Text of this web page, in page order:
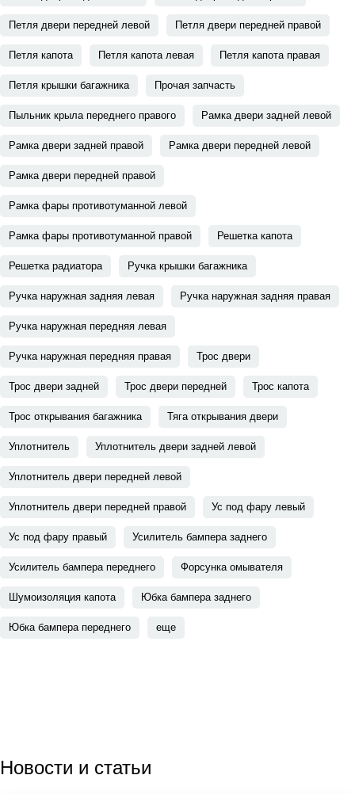
Петля двери передней левой Петля двери передней правой
Петля капота Петля капота левая Петля капота правая
Петля крышки багажника Прочая запчасть
Пыльник крыла переднего правого Рамка двери задней левой
Рамка двери задней правой Рамка двери передней левой
Рамка двери передней правой
Рамка фары противотуманной левой
Рамка фары противотуманной правой Решетка капота
Решетка радиатора Ручка крышки багажника
Ручка наружная задняя левая Ручка наружная задняя правая
Ручка наружная передняя левая
Ручка наружная передняя правая Трос двери
Трос двери задней Трос двери передней Трос капота
Трос открывания багажника Тяга открывания двери
Уплотнитель Уплотнитель двери задней левой
Уплотнитель двери передней левой
Уплотнитель двери передней правой Ус под фару левый
Ус под фару правый Усилитель бампера заднего
Усилитель бампера переднего Форсунка омывателя
Шумоизоляция капота Юбка бампера заднего
Юбка бампера переднего еще
Новости и статьи